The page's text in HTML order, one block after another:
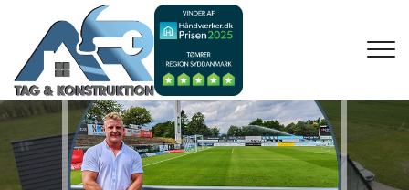
hovedindhold